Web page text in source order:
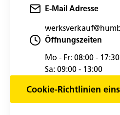
E-Mail Adresse
Öffnungszeiten
Mo - Fr: 08:00 - 17:30
Sa: 09:00 - 13:00
Cookie-Richtlinien